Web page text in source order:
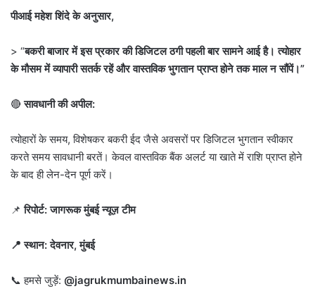
पीआई महेश शिंदे के अनुसार,
> “बकरी बाजार में इस प्रकार की डिजिटल ठगी पहली बार सामने आई है। त्योहार
के मौसम में व्यापारी सतर्क रहें और वास्तविक भुगतान प्राप्त होने तक माल न सौंपें।”
🔴सावधानी की अपील:
त्योहारों के समय, विशेषकर बकरी ईद जैसे अवसरों पर डिजिटल भुगतान स्वीकार
करते समय सावधानी बरतें। केवल वास्तविक बैंक अलर्ट या खाते में राशि प्राप्त होने
के बाद ही लेन-देन पूर्ण करें।
📌रिपोर्ट: जागरूक मुंबई न्यूज़ टीम
📍 स्थान: देवनार, मुंबई
📞 हमसे जुड़ें: @jagrukmumbainews.in